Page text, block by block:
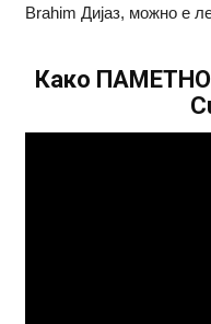
Brahim Дијаз, можно е
Како ПАМЕТНО